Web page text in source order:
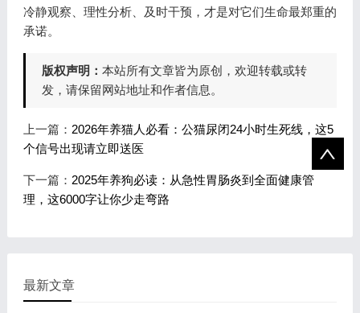
冷静观察、理性分析、及时干预，才是对它们生命最郑重的
承诺。
版权声明： 本站所有文章皆为原创，欢迎转载或转
发，请保留网站地址和作者信息。
上一篇： 2026年养猫人必看：公猫尿闭24小时生死线，这5
个信号出现请立即送医
下一篇： 2025年养狗必读：从急性胃肠炎到全面健康管
理，这6000字让你少走弯路
最新文章